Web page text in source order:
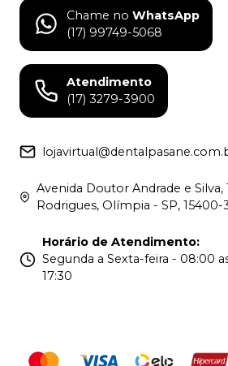
Chame no WhatsApp
(17) 99749-5068
Atendimento
(17) 3279-3900
Avenida Doutor Andrade e Silva,
Rodrigues, Olímpia - SP, 15400-
Horário de Atendimento:
Segunda a Sexta-feira - 08:00
17:30